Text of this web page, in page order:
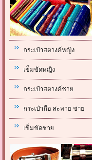
กระเป๋าสตางค์หญิง
เข็มขัดหญิง
กระเป๋าสตางค์ชาย
กระเป๋าถือ สะพาย ชาย
เข็มขัดชาย